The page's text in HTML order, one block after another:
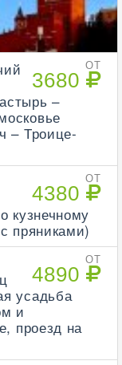
ОТ
3680
–
– Троице-
ОТ
4380
кузнечному
пряниками)
ОТ
4890
усадьба
и
проезд на